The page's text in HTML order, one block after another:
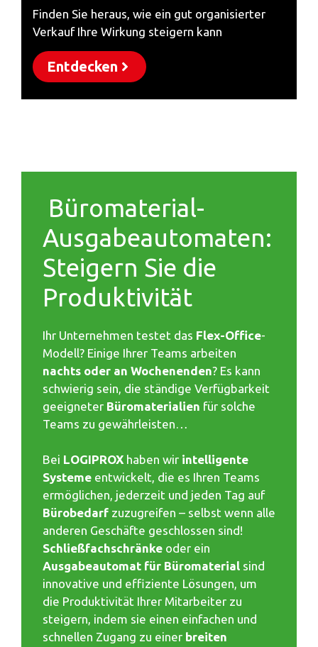
Finden Sie heraus, wie ein gut organisierter
Verkauf Ihre Wirkung steigern kann
Entdecken
Büromaterial-
Ausgabeautomaten:
Steigern Sie die
Produktivität
Ihr Unternehmen testet das Flex-Office-
Modell? Einige Ihrer Teams arbeiten
nachts oder an Wochenenden? Es kann
schwierig sein, die ständige Verfügbarkeit
geeigneter Büromaterialien für solche
Teams zu gewährleisten…
Bei LOGIPROX haben wir intelligente
Systeme entwickelt, die es Ihren Teams
ermöglichen, jederzeit und jeden Tag auf
Bürobedarf zuzugreifen – selbst wenn alle
anderen Geschäfte geschlossen sind!
Schließfachschränke oder ein
Ausgabeautomat für Büromaterial sind
innovative und effiziente Lösungen, um
die Produktivität Ihrer Mitarbeiter zu
steigern, indem sie einen einfachen und
schnellen Zugang zu einer breiten